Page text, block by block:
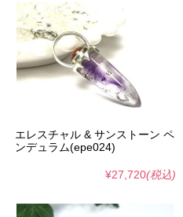
エレスチャル & サンストーン ペ
ンデュラム(epe024)
¥27,720(税込)